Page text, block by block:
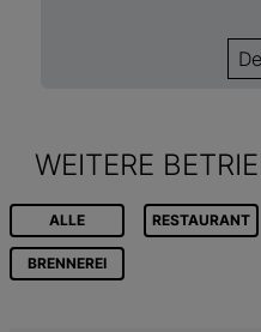
WEITERE
ALLE RESTAURANT
BRENNEREI